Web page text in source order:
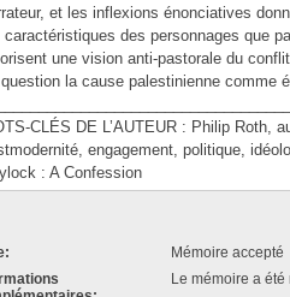
et les inflexions énonciatives
caractéristiques des personnages que
une vision anti-pastorale du
la cause palestinienne comme
CLÉS DE L’AUTEUR : Philip Roth,
engagement, politique,
: A Confession
Mémoire accepté
Le mémoire a